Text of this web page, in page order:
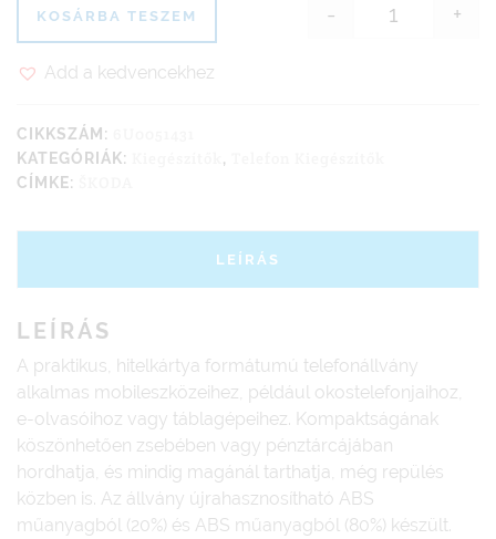
Telefontartó
- +
KOSÁRBA TESZEM
Add a kedvencekhez
CIKKSZÁM:
KATEGÓRIÁK: ,
CÍMKE:
LEÍRÁS
LEÍRÁS
A praktikus, hitelkártya formátumú telefonállvány
alkalmas mobileszközeihez, például okostelefonjaihoz,
e-olvasóihoz vagy táblagépeihez. Kompaktságának
köszönhetően zsebében vagy pénztárcájában
hordhatja, és mindig magánál tarthatja, még repülés
közben is. Az állvány újrahasznosítható ABS
műanyagból (20%) és ABS műanyagból (80%) készült.